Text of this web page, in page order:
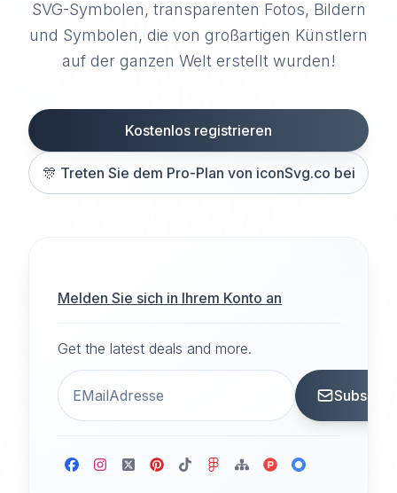
SVG-Symbolen, transparenten Fotos, Bildern
und Symbolen, die von großartigen Künstlern
auf der ganzen Welt erstellt wurden!
Kostenlos registrieren
🎊 Treten Sie dem Pro-Plan von iconSvg.co bei
Melden Sie sich in Ihrem Konto an
Get the latest deals and more.